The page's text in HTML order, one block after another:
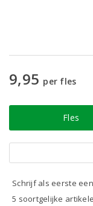
9,95 per fles
Fles
Schrijf als eerste
5 soortgelijke